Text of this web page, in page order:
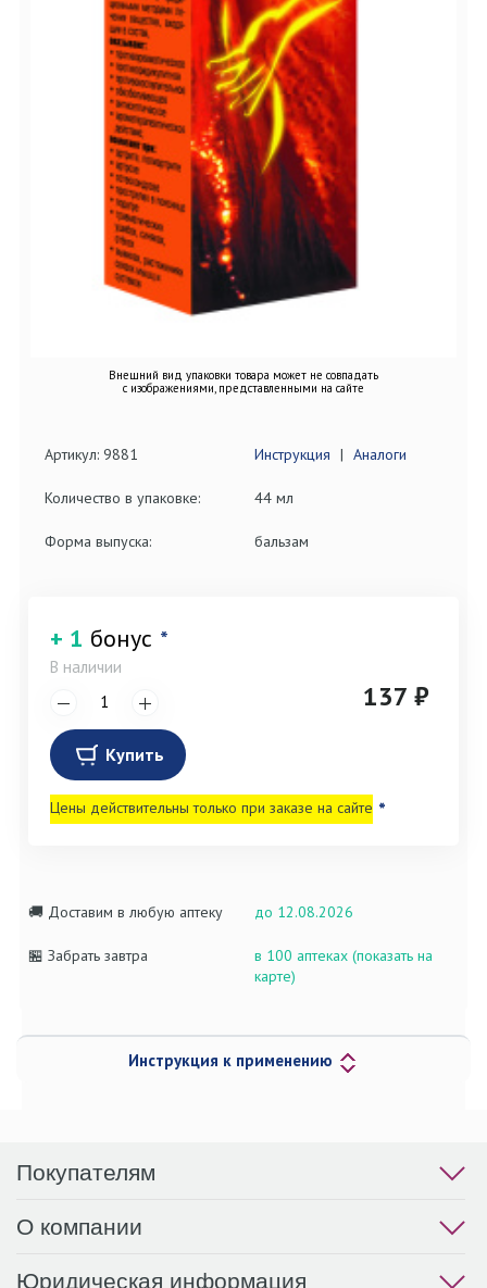
Внешний вид упаковки товара может не совпадать
с изображениями, представленными на сайте
Артикул: 9881 Инструкция | Аналоги
Количество в упаковке: 44 мл
Форма выпуска: бальзам
+ 1 бонус *
В наличии
137 ₽
Купить
Цены действительны только при заказе на сайте *
🚚 Доставим в любую аптеку до 12.08.2026
🏪 Забрать завтра
в 100 аптеках (показать на
карте)
Инструкция к применению
Покупателям
О компании
Юридическая информация